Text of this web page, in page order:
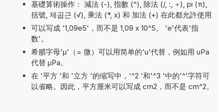
基礎算術操作： 減法 (-), 指數 (^), 除法 (/, :, ÷), pi (π),
括號, 제곱근 (√), 乘法 (*, x) 和 加法 (+) 在此都允許使用
可以写成 '1,09e5'，而不是 1,09 x 10^5。 'e'代表'指
数'。
希腊字母'µ'（= 微）可以用简单的'u'代替，例如用 uPa
代替 µPa。
在 '平方 '和 '立方 '的缩写中，'^2 '和'^3 '中的'^'字符可
以省略。因此，平方厘米可以写成 cm2，而不是 cm^2。